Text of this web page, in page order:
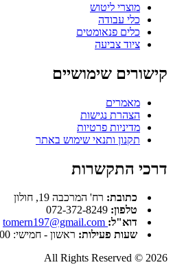
מוצרי ליטוש
כלי עבודה
כלים פנאומטים
ציוד צביעה
קישורים שימושיים
מאמרים
הצהרת נגישות
מדיניות פרטיות
תקנון ותנאי שימוש באתר
דרכי התקשרות
כתובת: רח' המרכבה 19, חולון
טלפון:
דוא"ל:
שעות פעילות: ראשון - חמישי: 7:00 - 18:00
All Rights Reserved © 2026